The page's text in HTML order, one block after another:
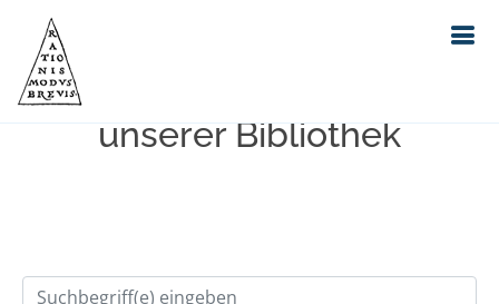
Einfache Suche im Bestand
unserer Bibliothek